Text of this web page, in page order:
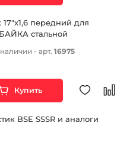
17"х1,6 передний для
стальной
- арт.16975
Купить
BSE SSSR и аналоги